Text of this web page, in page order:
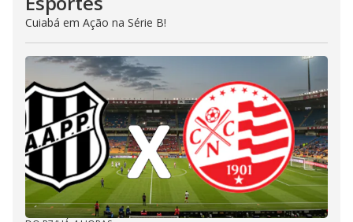
Cuiabá em Ação na Série B!